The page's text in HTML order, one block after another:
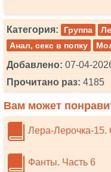
Категория: Группа
Анал, секс в попку
Добавлено: 07-04-
Прочитано раз: 4185
Вам может
Лера-Лерочка-15.
Фанты. Часть 6